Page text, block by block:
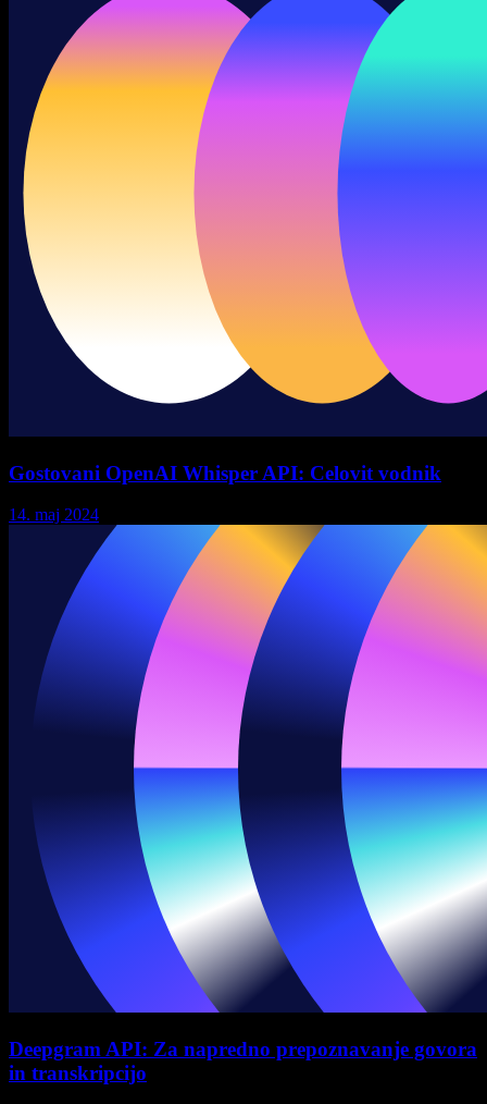
Gostovani OpenAI Whisper API: Celovit vodnik
14. maj 2024
Deepgram API: Za napredno prepoznavanje govora
in transkripcijo